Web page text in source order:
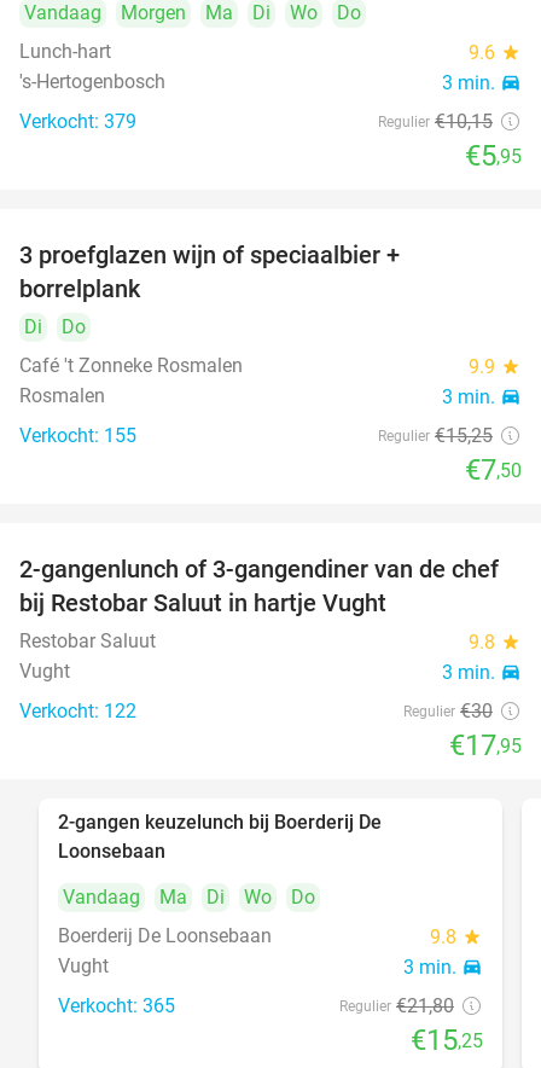
Vandaag Morgen Ma Di Wo
Do
Lunch-hart
9.6 star
's-Hertogenbosch 3 min. directions_car
Verkocht: 379 Regulier €10,15
€5,95
3 proefglazen wijn of speciaalbier +
borrelplank
Di
Do
Café 't Zonneke Rosmalen
9.9 star
Rosmalen 3 min. directions_car
Verkocht: 155 Regulier €15,25
€7,50
40%
2-gangenlunch of 3-gangendiner van de chef
bij Restobar Saluut in hartje Vught
Restobar Saluut 9.8 star
Vught 3 min. directions_car
Verkocht: 122 Regulier €30
€17,95
2-gangen keuzelunch bij Boerderij De
Loonsebaan
Vandaag
Ma Di Wo
Do
Boerderij De Loonsebaan
9.8 star
Vught 3 min. directions_car
Verkocht: 365 Regulier €21,80
€15,25